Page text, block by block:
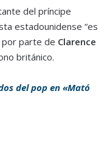
del príncipe
estadounidense “es
por parte de Clarence
británico.
del pop en «Mató